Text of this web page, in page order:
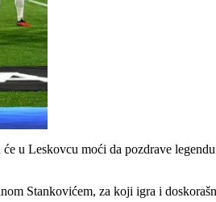
u Leskovcu moći da pozdrave
Stankovićem, za koji igra i